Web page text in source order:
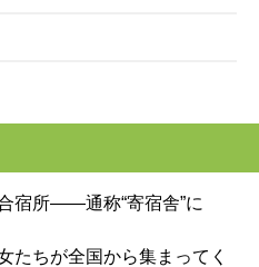
宿所――通称“寄宿舎”に
たちが全国から集まってく